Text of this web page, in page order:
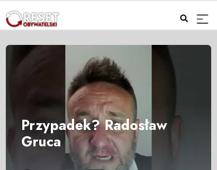
Przypadek? Radosław
Gruca